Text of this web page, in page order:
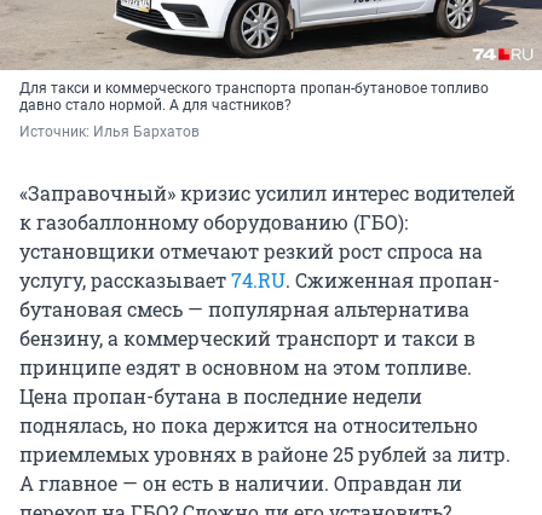
Для такси и коммерческого транспорта пропан-бутановое топливо
давно стало нормой. А для частников?
Источник: Илья Бархатов
«Заправочный» кризис усилил интерес водителей
к газобаллонному оборудованию (ГБО):
установщики отмечают резкий рост спроса на
услугу, рассказывает74.RU. Сжиженная пропан-
бутановая смесь — популярная альтернатива
бензину, а коммерческий транспорт и такси в
принципе ездят в основном на этом топливе.
Цена пропан-бутана в последние недели
поднялась, но пока держится на относительно
приемлемых уровнях в районе25 рублейза литр.
А главное — он есть в наличии. Оправдан ли